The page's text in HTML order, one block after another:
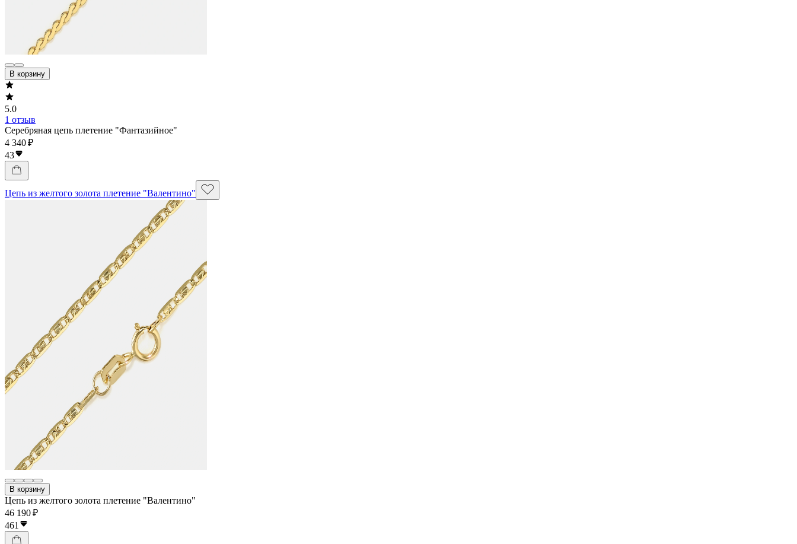
В корзину
5.0
1 отзыв
Серебряная цепь плетение "Фантазийное"
4 340 ₽
43
Цепь из желтого золота плетение "Валентино"
В корзину
Цепь из желтого золота плетение "Валентино"
46 190 ₽
461